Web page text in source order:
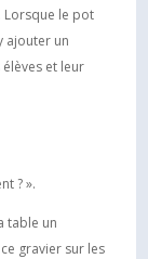
Lorsque le pot
ajouter un
et leur
? ».
table un
gravier sur les